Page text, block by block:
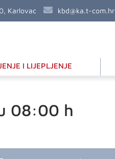
Karlovac kbd@ka.t-com.hr
I LIJEPLJENJE
08:00 h